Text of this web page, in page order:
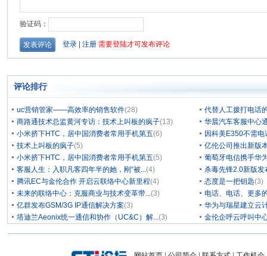
评论排行
uc营销管家——高效率的销售软件(28)
代替人工拨打电话
商路通技术总监黄河专访：技术上叫板的疯子(13)
华晨汽车客服中心
小米挤下HTC，居中国消费者常用手机第五(6)
因科美E350不需
技术上叫板的疯子(5)
亿伦公司推出新版
小米挤下HTC，居中国消费者常用手机第五(5)
葡萄牙电信携手华
客服人生：入职凡客四年半的她，刚“被...(4)
杀毒先锋2.0新版发
腾讯EC与金伦合作 开启云联络中心新里程(4) 态度是一把钥匙(3)
未来的联络中心：克服商业与技术变革带...(3)
电话、电话、更多
亿群发布GSM/3G IP通信解决方案(3)
华为与瑞星建立云
塔迪兰Aeonix统一通信和协作（UC&C）解...(3) 金伦企呼云呼叫中